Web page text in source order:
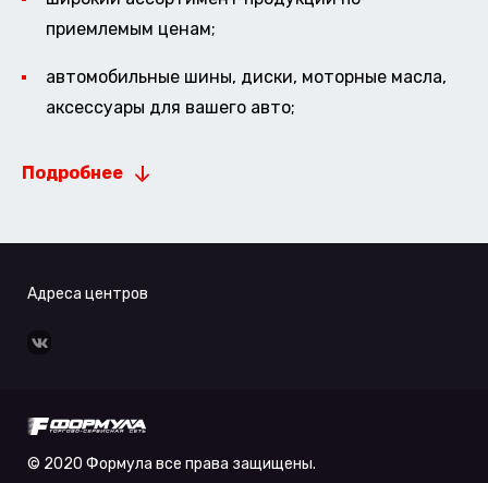
приемлемым ценам;
автомобильные шины, диски, моторные масла,
аксессуары для вашего авто;
Подробнее
Адреса центров
© 2020 Формула все права защищены.